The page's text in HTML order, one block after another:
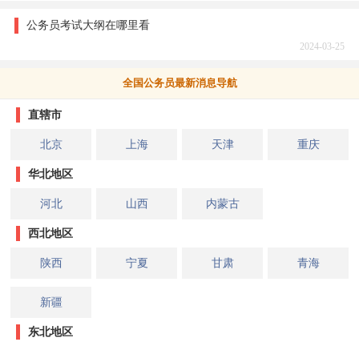
公务员考试大纲在哪里看
2024-03-25
全国公务员最新消息导航
直辖市
北京 上海 天津 重庆
华北地区
河北 山西 内蒙古
西北地区
陕西 宁夏 甘肃 青海
新疆
东北地区